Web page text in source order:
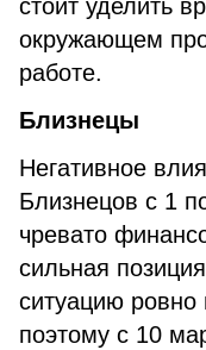
стоит уделить
окружающем
работе.
Близнецы
Негативное
Близнецов с 1
чревато
сильная
ситуацию
поэтому с 10